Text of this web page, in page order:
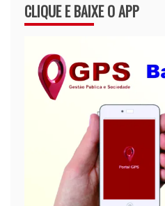
CLIQUE E BAIXE O APP